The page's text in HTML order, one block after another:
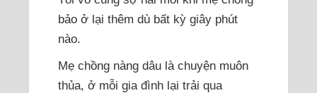
bảo ở lại thêm dù bất kỳ giây phút
nào.
Mẹ chồng nàng dâu là chuyện muôn
thủa, ở mỗi gia đình lại trải qua